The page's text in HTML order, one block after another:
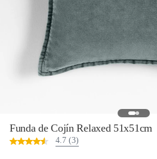
Funda de Cojín Relaxed 51x51cm
4.7 (3)